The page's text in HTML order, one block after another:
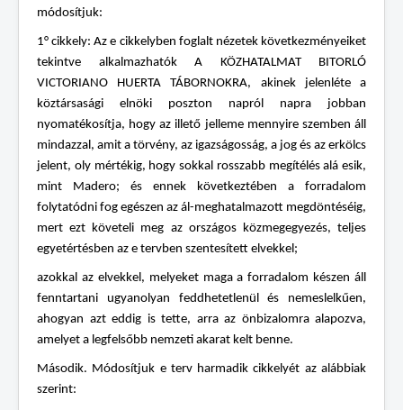
módosítjuk:
1° cikkely: Az e cikkelyben foglalt nézetek következményeiket
tekintve alkalmazhatók A KÖZHATALMAT BITORLÓ
VICTORIANO HUERTA TÁBORNOKRA, akinek jelenléte a
köztársasági elnöki poszton napról napra jobban
nyomatékosítja, hogy az illető jelleme mennyire szemben áll
mindazzal, amit a törvény, az igazságosság, a jog és az erkölcs
jelent, oly mértékig, hogy sokkal rosszabb megítélés alá esik,
mint Madero; és ennek következtében a forradalom
folytatódni fog egészen az ál-meghatalmazott megdöntéséig,
mert ezt követeli meg az országos közmegegyezés, teljes
egyetértésben az e tervben szentesített elvekkel;
azokkal az elvekkel, melyeket maga a forradalom készen áll
fenntartani ugyanolyan feddhetetlenül és nemeslelkűen,
ahogyan azt eddig is tette, arra az önbizalomra alapozva,
amelyet a legfelsőbb nemzeti akarat kelt benne.
Második. Módosítjuk e terv harmadik cikkelyét az alábbiak
szerint: